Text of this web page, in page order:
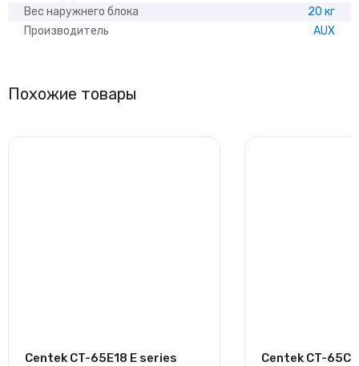
Вес наружнего блока
20 кг
Производитель
AUX
Похожие товары
Centek CT-65E18 E series Centek CT-